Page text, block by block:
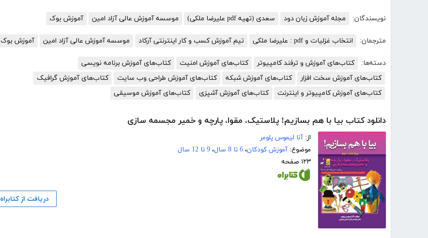
نویسندگان: مجله آموزش زبان دود سعدی (تهیه pdf علیرضا ملکی) موسسه آموزش عالی آزاد امین آموزش بوک
مترجمان: انتخاب غزلیات و pdf : علیرضا ملکی تیم آموزش کسب و کار اینترنتی آرکاد موسسه آموزش عالی آزاد امین آموزش بوک
دسته‌ها: کتاب‌های آموزش و ترفند کامپیوتر کتاب‌های آموزش امنیت
کتاب‌های آموزش برنامه نویسی
کتاب‌های آموزش سخت افزار
کتاب‌های آموزش شبکه کتاب‌های آموزش طراحی وب سایت
کتاب‌های آموزش گرافیک
کتاب‌های آموزش کامپیوتر و اینترنت
کتاب‌های آموزش آشپزی کتاب‌های آموزش موسیقی
دانلود کتاب بیا با هم بسازیم! پلاستیک، مقوا، پارچه و خمیر مجسمه سازی
از: آنا لیموس پلومر
موضوع: آموزش کودکان، 6 تا 8 سال ، 9 تا 12 سال
۱۲۳ صفحه
دریافت از کتابراه